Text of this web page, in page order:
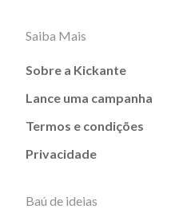
Saiba Mais
Sobre a Kickante
Lance uma campanha
Termos e condições
Privacidade
Baú de ideias